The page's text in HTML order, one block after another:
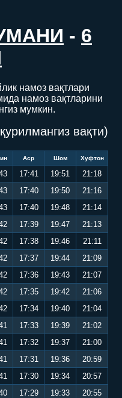
- 6
намоз вақтлари
намоз вақтларини
мумкин.
вақти)
Аср Шом Хуфтон
17:41 19:51
21:18
17:40 19:50
21:16
17:40 19:48
21:14
17:39 19:47
21:13
17:38 19:46
21:11
17:37 19:44
21:09
17:36 19:43
21:07
17:35 19:42
21:06
17:34 19:40
21:04
17:33 19:39
21:02
17:32 19:37
21:00
17:31 19:36
20:59
17:30 19:34
20:57
17:29 19:33
20:55